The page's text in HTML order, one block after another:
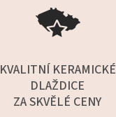
KVALITNÍ KERAMICKÉ
DLAŽDICE
ZA SKVĚLÉ CENY